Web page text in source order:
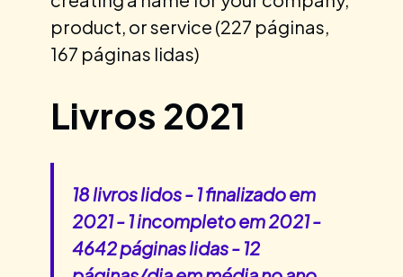
product, or service (227 páginas,
167 páginas lidas)
Livros 2021
18 livros lidos - 1 finalizado em
2021 - 1 incompleto em 2021 -
4642 páginas lidas - 12